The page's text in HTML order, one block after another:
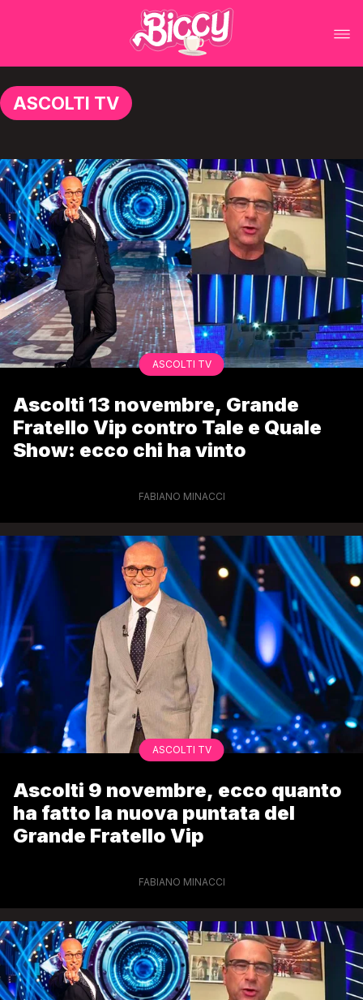
ASCOLTI TV
ASCOLTI TV
Ascolti 13 novembre, Grande
Fratello Vip contro Tale e Quale
Show: ecco chi ha vinto
FABIANO MINACCI
ASCOLTI TV
Ascolti 9 novembre, ecco quanto
ha fatto la nuova puntata del
Grande Fratello Vip
FABIANO MINACCI